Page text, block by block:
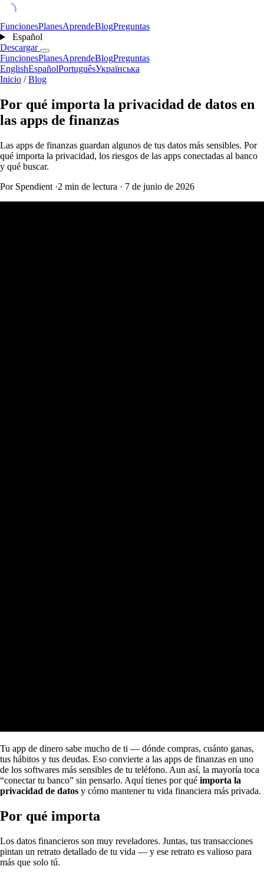
FuncionesPlanesAprendeBlogPreguntas
Español
Descargar
FuncionesPlanesAprendeBlogPreguntas
EnglishEspañolPortuguêsУкраїнська
Inicio / Blog
Por qué importa la privacidad de datos en
las apps de finanzas
Las apps de finanzas guardan algunos de tus datos más sensibles. Por
qué importa la privacidad, los riesgos de las apps conectadas al banco
y qué buscar.
Por Spendient ·2 min de lectura · 7 de junio de 2026
Tu app de dinero sabe mucho de ti — dónde compras, cuánto ganas,
tus hábitos y tus deudas. Eso convierte a las apps de finanzas en uno
de los softwares más sensibles de tu teléfono. Aun así, la mayoría toca
“conectar tu banco” sin pensarlo. Aquí tienes por qué importa la
privacidad de datos y cómo mantener tu vida financiera más privada.
Por qué importa
Los datos financieros son muy reveladores. Juntas, tus transacciones
pintan un retrato detallado de tu vida — y ese retrato es valioso para
más que solo tú.